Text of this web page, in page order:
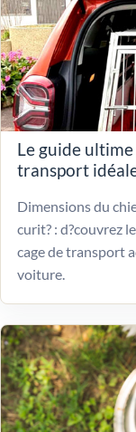
Le guide
transport
Dimensions du
curit? : d?couvrez
cage de transport
voiture.